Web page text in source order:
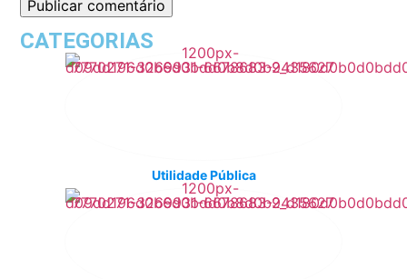
CATEGORIAS
Utilidade Pública